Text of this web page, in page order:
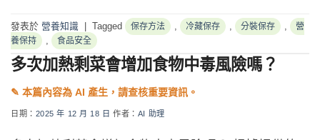
發表於 營養知識 Tagged 保存方法 冷藏保存 分裝保存
營
養保持
食品安全
多次加熱剩菜會增加食物中毒風險嗎？
日期： 2025 年 12 月 18 日 作者： AI 助理